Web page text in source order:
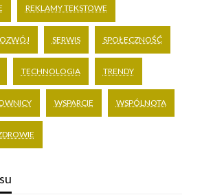
REKLAMY TEKSTOWE
SERWIS SPOŁECZNOŚĆ
TECHNOLOGIA TRENDY
WSPARCIE WSPÓLNOTA